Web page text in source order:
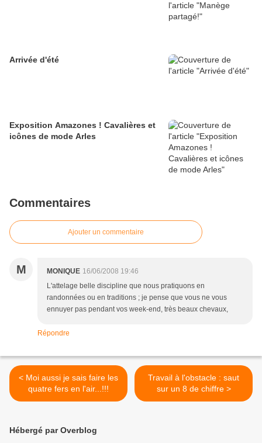
Arrivée d'été
Exposition Amazones ! Cavalières et
icônes de mode Arles
Commentaires
Ajouter un commentaire
M MONIQUE 16/06/2008 19:46
L'attelage belle discipline que nous pratiquons en
randonnées ou en traditions ; je pense que vous ne vous
ennuyer pas pendant vos week-end, très beaux chevaux,
Répondre
< Moi aussi je sais faire les
quatre fers en l'air...!!!
Travail à l'obstacle : saut
sur un 8 de chiffre >
Hébergé par Overblog